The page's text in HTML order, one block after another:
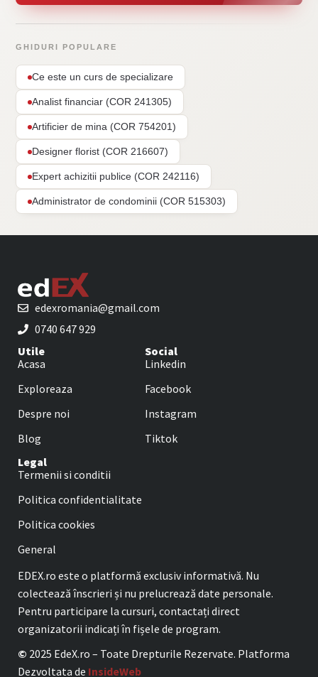
GHIDURI POPULARE
Ce este un curs de specializare
Analist financiar (COR 241305)
Artificier de mina (COR 754201)
Designer florist (COR 216607)
Expert achizitii publice (COR 242116)
Administrator de condominii (COR 515303)
edexromania@gmail.com
0740 647 929
Utile
Acasa
Exploreaza
Despre noi
Blog
Social
Linkedin
Facebook
Instagram
Tiktok
Legal
Termenii si conditii
Politica confidentialitate
Politica cookies
General
EDEX.ro este o platformă exclusiv informativă. Nu
colectează înscrieri și nu prelucrează date personale.
Pentru participare la cursuri, contactați direct
organizatorii indicați în fișele de program.
© 2025 EdeX.ro – Toate Drepturile Rezervate. Platforma
Dezvoltata de InsideWeb